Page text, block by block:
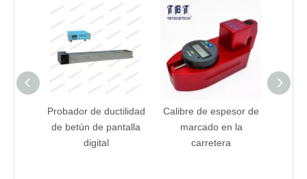
Probador de ductilidad
de betún de pantalla
digital
Calibre de espesor de
marcado en la
carretera